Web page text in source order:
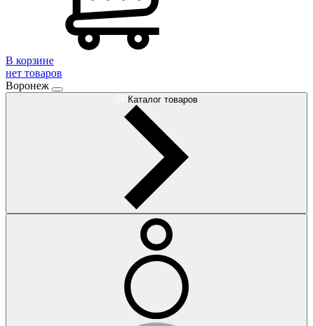
В корзине
нет товаров
Воронеж
Каталог товаров